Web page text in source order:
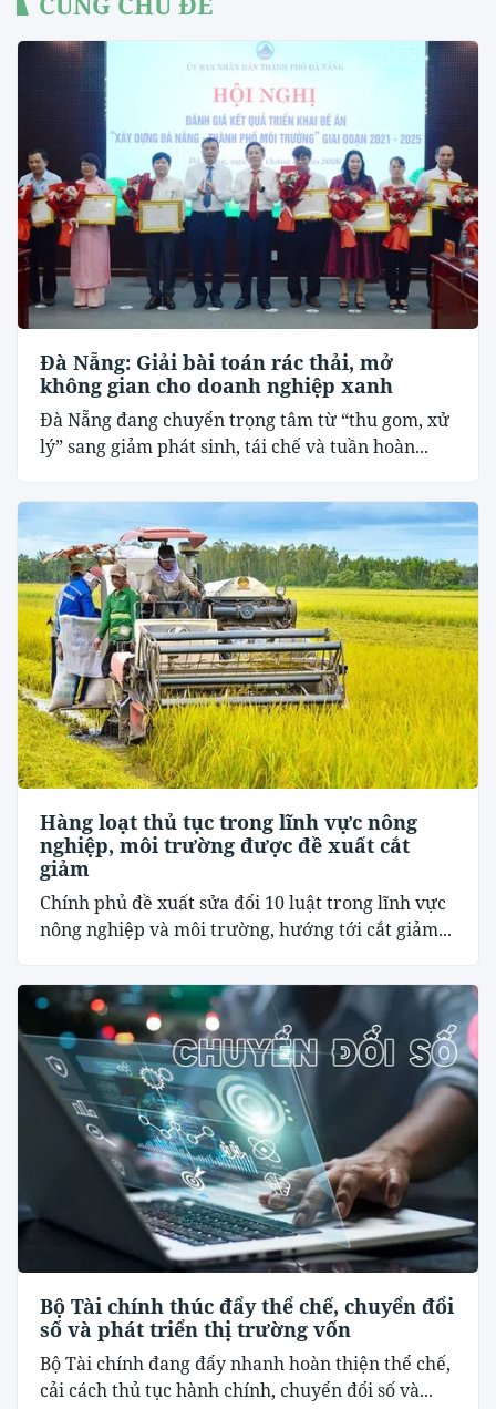
Đà Nẵng: Giải bài toán rác thải, mở
không gian cho doanh nghiệp xanh
Đà Nẵng đang chuyển trọng tâm từ “thu gom, xử
lý” sang giảm phát sinh, tái chế và tuần hoàn...
Hàng loạt thủ tục trong lĩnh vực nông
nghiệp, môi trường được đề xuất cắt
giảm
Chính phủ đề xuất sửa đổi 10 luật trong lĩnh vực
nông nghiệp và môi trường, hướng tới cắt giảm...
Bộ Tài chính thúc đẩy thể chế, chuyển đổi
số và phát triển thị trường vốn
Bộ Tài chính đang đẩy nhanh hoàn thiện thể chế,
cải cách thủ tục hành chính, chuyển đổi số và...